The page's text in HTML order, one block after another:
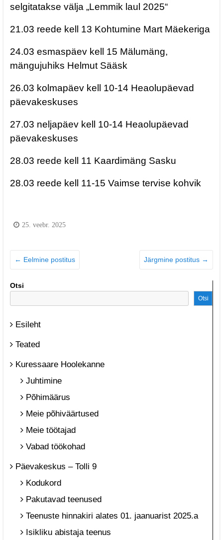
selgitatakse välja „Lemmik laul 2025“
21.03 reede kell 13 Kohtumine Mart Mäekeriga
24.03 esmaspäev kell 15 Mälumäng,
mängujuhiks Helmut Sääsk
26.03 kolmapäev kell 10-14 Heaolupäevad
päevakeskuses
27.03 neljapäev kell 10-14 Heaolupäevad
päevakeskuses
28.03 reede kell 11 Kaardimäng Sasku
28.03 reede kell 11-15 Vaimse tervise kohvik
25. veebr. 2025
← Eelmine postitus Järgmine postitus →
Otsi
Otsi
Esileht
Teated
Kuressaare Hoolekanne
Juhtimine
Põhimäärus
Meie põhiväärtused
Meie töötajad
Vabad töökohad
Päevakeskus – Tolli 9
Kodukord
Pakutavad teenused
Teenuste hinnakiri alates 01. jaanuarist 2025.a
Isikliku abistaja teenus